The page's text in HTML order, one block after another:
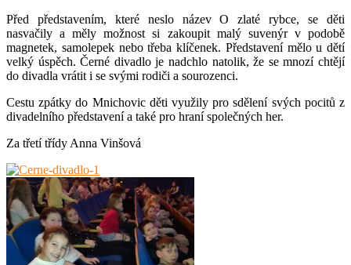
Před představením, které neslo název O zlaté rybce, se děti
nasvačily a měly možnost si zakoupit malý suvenýr v podobě
magnetek, samolepek nebo třeba klíčenek. Představení mělo u dětí
velký úspěch. Černé divadlo je nadchlo natolik, že se mnozí chtějí
do divadla vrátit i se svými rodiči a sourozenci.
Cestu zpátky do Mnichovic děti využily pro sdělení svých pocitů z
divadelního představení a také pro hraní společných her.
Za třetí třídy Anna Vinšová